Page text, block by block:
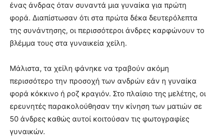
ένας άνδρας όταν συναντά μια γυναίκα για πρώτη
φορά. Διαπίστωσαν ότι στα πρώτα δέκα δευτερόλεπτα
της συνάντησης, οι περισσότεροι άνδρες καρφώνουν το
βλέμμα τους στα γυναικεία χείλη.
Μάλιστα, τα χείλη φάνηκε να τραβούν ακόμη
περισσότερο την προσοχή των ανδρών εάν η γυναίκα
φορά κόκκινο ή ροζ κραγιόν. Στο πλαίσιο της μελέτης, οι
ερευνητές παρακολούθησαν την κίνηση των ματιών σε
50 άνδρες καθώς αυτοί κοιτούσαν τις φωτογραφίες
γυναικών.